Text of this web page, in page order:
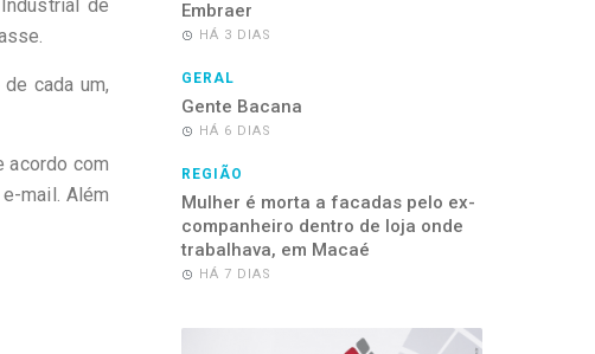
de
cada um,
acordo com
mail. Além
Embraer
HÁ 3 DIAS
GERAL
Gente Bacana
HÁ 6 DIAS
REGIÃO
Mulher é morta a facadas pelo ex-
companheiro dentro de loja onde
trabalhava, em Macaé
HÁ 7 DIAS